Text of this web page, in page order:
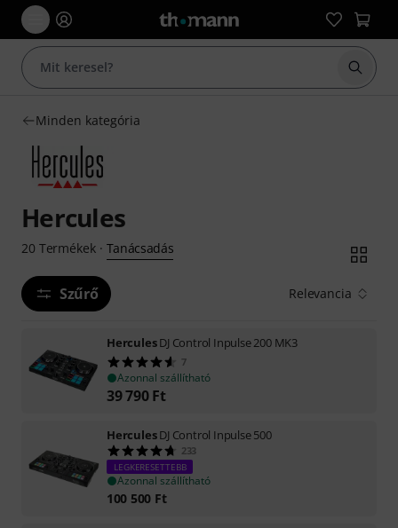
Minden kategória
Hercules
20 Termékek· Tanácsadás
Szűrő Relevancia
HerculesDJ Control Inpulse 200 MK3
7
Azonnal szállítható
39 790 Ft
HerculesDJ Control Inpulse 500
233
LEGKERESETTEBB
Azonnal szállítható
100 500 Ft